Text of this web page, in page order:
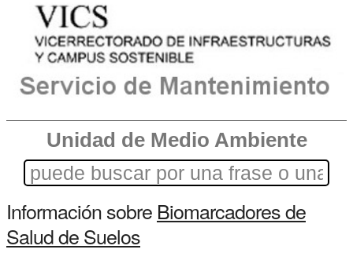
Unidad de Medio Ambiente
Información sobre Biomarcadores de
Salud de Suelos